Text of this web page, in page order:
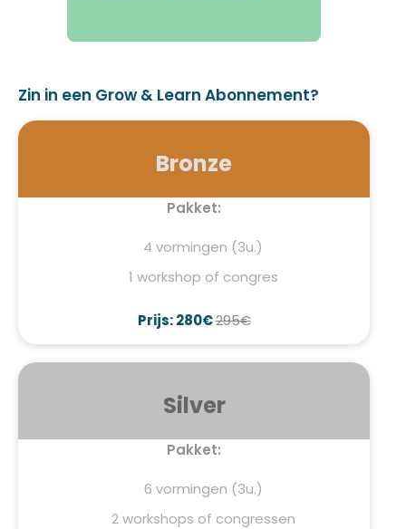
Zin in een Grow & Learn Abonnement?
Bronze
Pakket:
4 vormingen (3u.)
1 workshop of congres
Prijs: 280€295€
Silver
Pakket:
6 vormingen (3u.)
2 workshops of congressen